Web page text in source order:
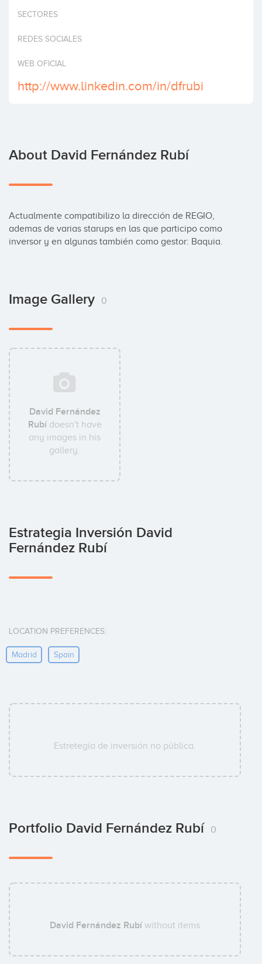
Invest
SECTORES
REDES SOCIALES
WEB OFICIAL
http://www.linkedin.com/in/dfrubi
About David Fernández Rubí
Actualmente compatibilizo la dirección de REGIO,
ademas de varias starups en las que participo como
inversor y en algunas también como gestor: Baquia.
Image Gallery 0
David Fernández
Rubídoesn't have
any images in his
gallery.
Estrategia Inversión David
Fernández Rubí
LOCATION PREFERENCES:
Madrid Spain
Estretegía de inversión no pública.
Portfolio David Fernández Rubí 0
David Fernández Rubí without items